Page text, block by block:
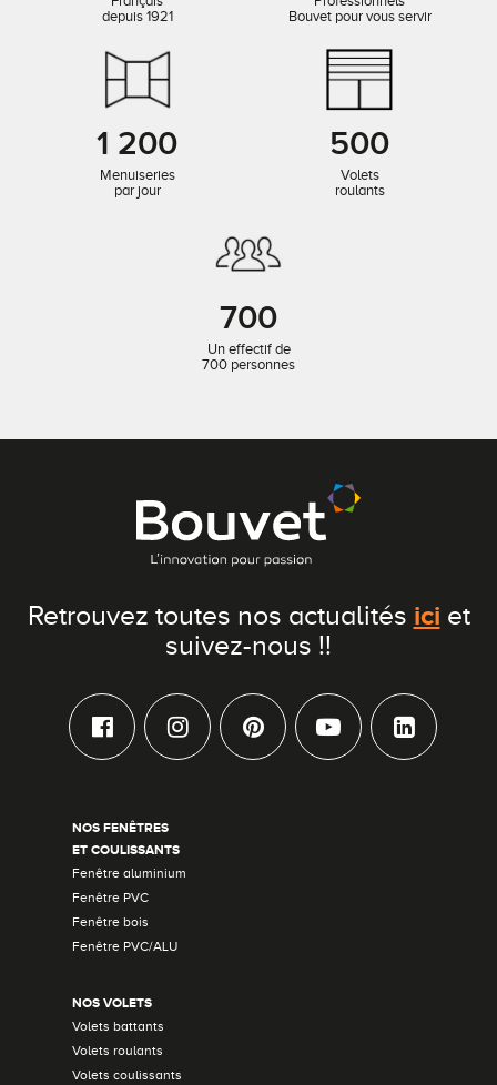
depuis 1921
Bouvet pour vous servir
1 200
Menuiseries
par jour
500
Volets
roulants
700
Un effectif de
700 personnes
Retrouvez toutes nos actualités ici et
suivez-nous !!
NOS FENÊTRES
ET COULISSANTS
Fenêtre aluminium
Fenêtre PVC
Fenêtre bois
Fenêtre PVC/ALU
NOS VOLETS
Volets battants
Volets roulants
Volets coulissants